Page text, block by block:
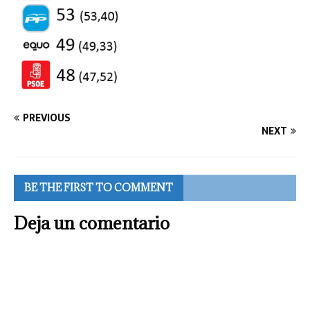
PREVIOUS
NEXT
BE THE FIRST TO COMMENT
Deja un comentario